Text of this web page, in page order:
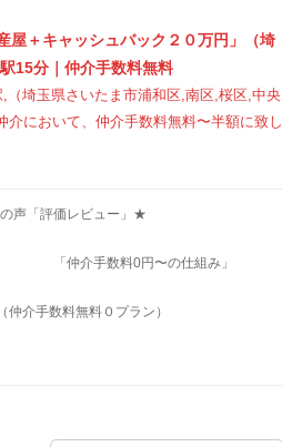
屋＋キャッシュバック２０万円」（埼
15分｜仲介手数料無料
埼玉県さいたま市浦和区,南区,桜区,中央
において、仲介手数料無料〜半額に致し
声「評価レビュー」★
「仲介手数料0円〜の仕組み」
仲介手数料無料０プラン）